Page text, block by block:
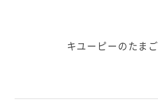
キユーピーのたまご